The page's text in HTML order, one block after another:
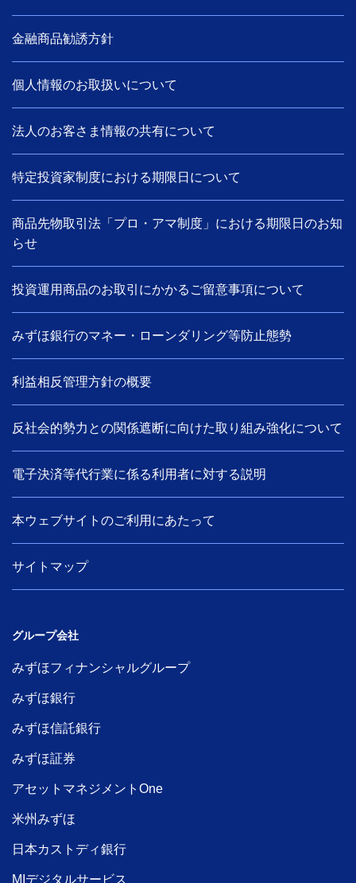
金融商品勧誘方針
個人情報のお取扱いについて
法人のお客さま情報の共有について
特定投資家制度における期限日について
商品先物取引法「プロ・アマ制度」における期限日のお知
らせ
投資運用商品のお取引にかかるご留意事項について
みずほ銀行のマネー・ローンダリング等防止態勢
利益相反管理方針の概要
反社会的勢力との関係遮断に向けた取り組み強化について
電子決済等代行業に係る利用者に対する説明
本ウェブサイトのご利用にあたって
サイトマップ
グループ会社
みずほフィナンシャルグループ
みずほ銀行
みずほ信託銀行
みずほ証券
アセットマネジメントOne
米州みずほ
日本カストディ銀行
MIデジタルサービス